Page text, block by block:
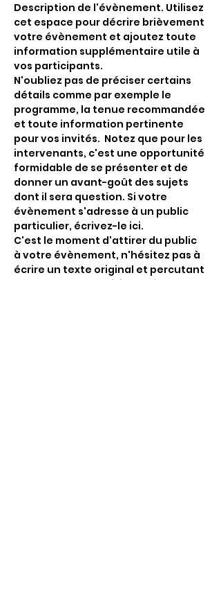
Description de l'évènement. Utilisez
cet espace pour décrire brièvement
votre évènement et ajoutez toute
information supplémentaire utile à
vos participants.
N'oubliez pas de préciser certains
détails comme par exemple le
programme, la tenue recommandée
et toute information pertinente
pour vos invités.  Notez que pour les
intervenants, c'est une opportunité
formidable de se présenter et de
donner un avant-goût des sujets
dont il sera question. Si votre
évènement s'adresse à un public
particulier, écrivez-le ici.
C'est le moment d'attirer du public
à votre évènement, n'hésitez pas à
écrire un texte original et percutant
! Encouragez vos visiteurs à